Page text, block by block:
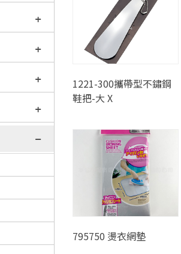
1221-300攜帶型不鏽鋼
鞋把-大 X
795750 燙衣網墊